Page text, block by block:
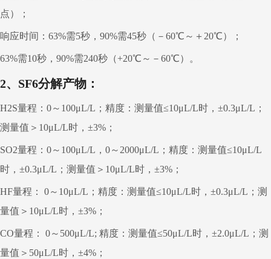
点）；
响应时间：63%需5秒，90%需45秒（－60℃～＋20℃）；
63%需10秒，90%需240秒（+20℃～－60℃）。
2、 SF6分解产物：
H2S量程：0～100μL/L；精度：测量值≤10μL/L时，±0.3μL/L；
测量值＞10μL/L时，±3%；
SO2量程：0～100μL/L，0～2000μL/L；精度：测量值≤10μL/L
时，±0.3μL/L；测量值＞10μL/L时，±3%；
HF量程： 0～10μL/L；精度：测量值≤10μL/L时，±0.3μL/L；测
量值＞10μL/L时，±3%；
CO量程： 0～500μL/L; 精度：测量值≤50μL/L时，±2.0μL/L；测
量值＞50μL/L时，±4%；